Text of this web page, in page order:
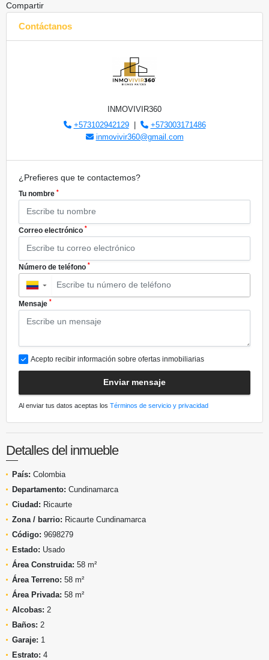
Compartir
Contáctanos
INMOVIVIR360
+573102942129|
+573003171486
inmovivir360@gmail.com
¿Prefieres que te contactemos?
Tu nombre *
Correo electrónico *
Número de teléfono *
▼
Mensaje *
Acepto recibir información sobre ofertas inmobiliarias
Enviar mensaje
Al enviar tus datos aceptas los Términos de servicio y privacidad
Detalles del inmueble
País: Colombia
Departamento: Cundinamarca
Ciudad: Ricaurte
Zona / barrio: Ricaurte Cundinamarca
Código: 9698279
Estado: Usado
Área Construida: 58 m²
Área Terreno: 58 m²
Área Privada: 58 m²
Alcobas: 2
Baños: 2
Garaje: 1
Estrato: 4